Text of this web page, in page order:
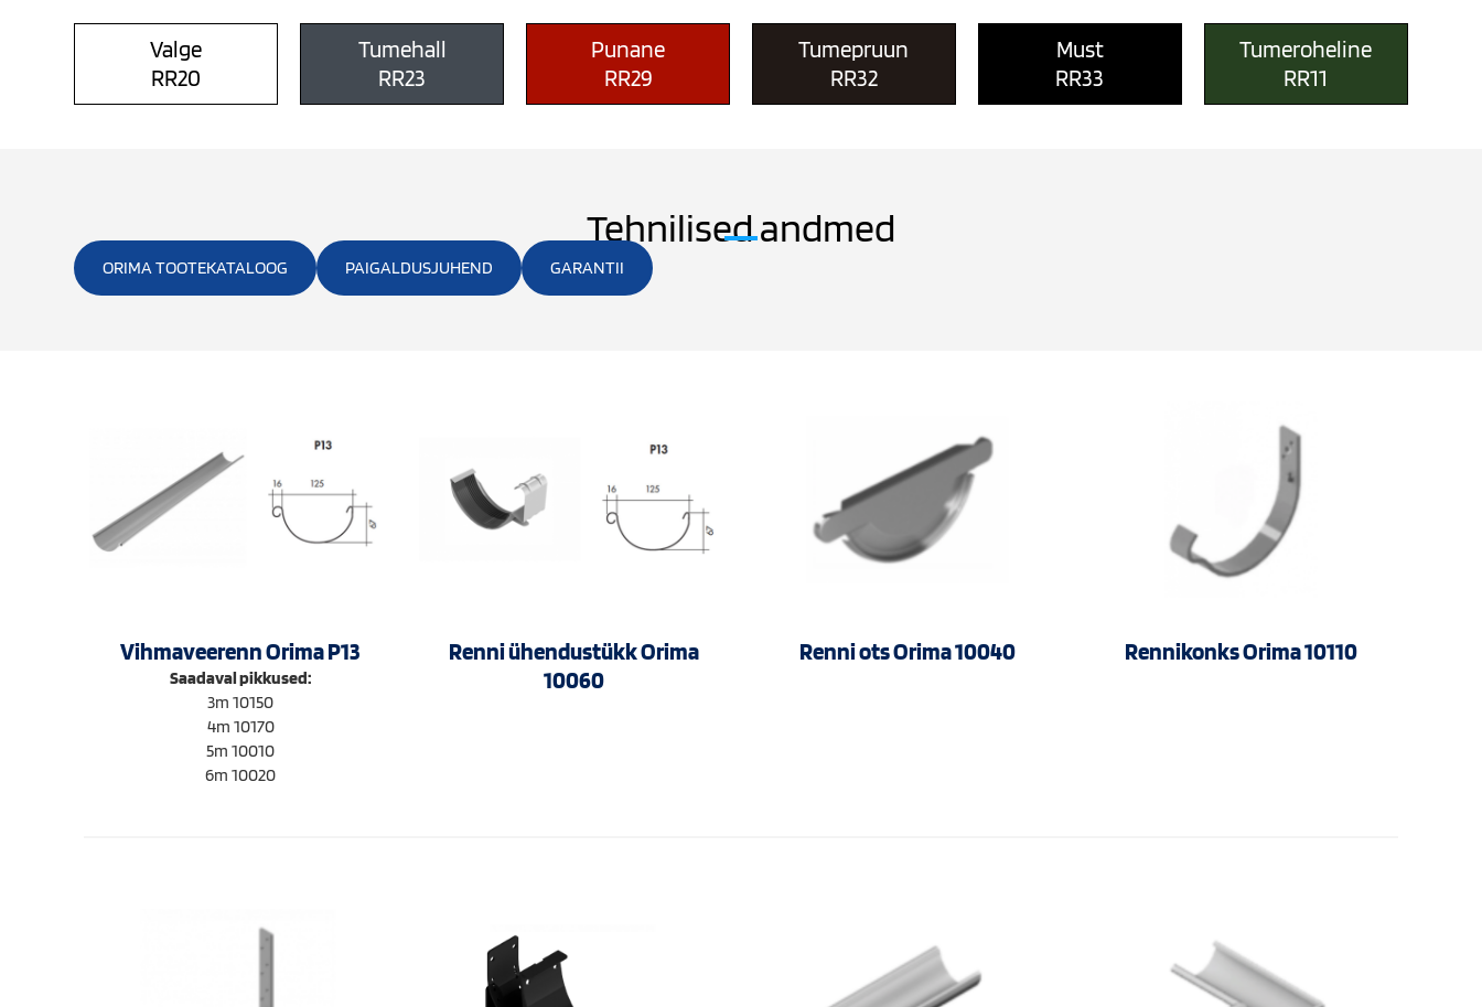
Valge
RR20
Tumehall
RR23
Punane
RR29
Tumepruun
RR32
Must
RR33
Tumeroheline
RR11
Tehnilised andmed
ORIMA TOOTEKATALOOG PAIGALDUSJUHEND GARANTII
Vihmaveerenn Orima P13
Saadaval pikkused:
3m 10150
4m 10170
5m 10010
6m 10020
Renni ühendustükk Orima
10060
Renni ots Orima 10040 Rennikonks Orima 10110